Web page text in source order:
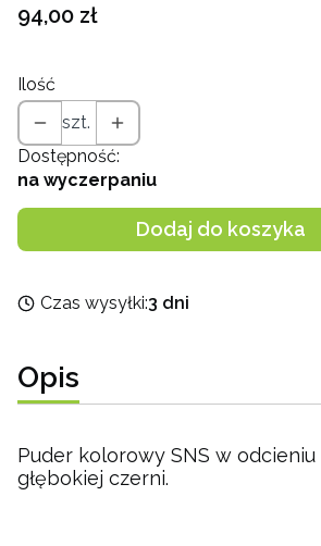
Cena
94,00 zł
Ilość
szt.
Dostępność:
na wyczerpaniu
Dodaj do koszyka
Czas wysyłki:3 dni
Opis
Puder kolorowy SNS w odcieniu
głębokiej czerni.